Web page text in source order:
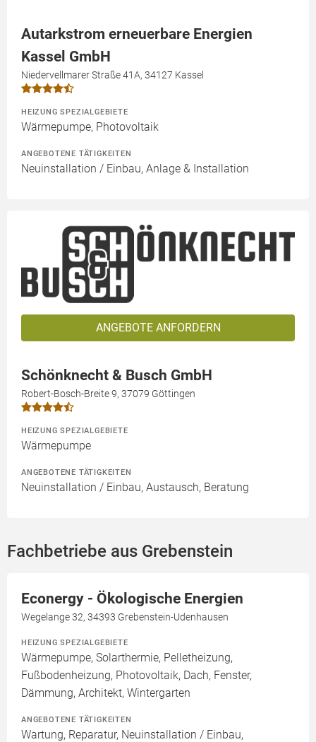
Autarkstrom erneuerbare Energien
Kassel GmbH
Niedervellmarer Straße 41A, 34127 Kassel
HEIZUNG SPEZIALGEBIETE
Wärmepumpe, Photovoltaik
ANGEBOTENE TÄTIGKEITEN
Neuinstallation / Einbau, Anlage & Installation
ANGEBOTE ANFORDERN
Schönknecht & Busch GmbH
Robert-Bosch-Breite 9, 37079 Göttingen
HEIZUNG SPEZIALGEBIETE
Wärmepumpe
ANGEBOTENE TÄTIGKEITEN
Neuinstallation / Einbau, Austausch, Beratung
Fachbetriebe aus Grebenstein
Econergy - Ökologische Energien
Wegelange 32, 34393 Grebenstein-Udenhausen
HEIZUNG SPEZIALGEBIETE
Wärmepumpe, Solarthermie, Pelletheizung,
Fußbodenheizung, Photovoltaik, Dach, Fenster,
Dämmung, Architekt, Wintergarten
ANGEBOTENE TÄTIGKEITEN
Wartung, Reparatur, Neuinstallation / Einbau,